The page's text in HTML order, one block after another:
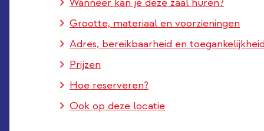
Grootte, materiaal en voorzieningen
Adres, bereikbaarheid en
Prijzen
Hoe reserveren?
Ook op deze locatie